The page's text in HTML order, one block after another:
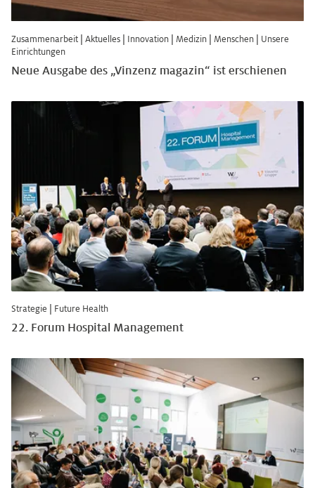
Zusammenarbeit Aktuelles Innovation Medizin Menschen
Unsere
Einrichtungen
Neue Ausgabe des „Vinzenz magazin“ ist erschienen
Strategie Future Health
22. Forum Hospital Management